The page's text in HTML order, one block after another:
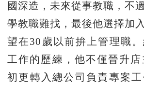
國深造，未來從事教職，不
學教職難找，最後他選擇加
望在30歲以前拚上管理職
工作的歷練，他不僅晉升店
初更轉入總公司負責專案